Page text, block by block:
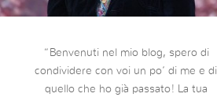
“Benvenuti nel mio blog, spero di
condividere con voi un po’ di me e di
quello che ho già passato! La tua